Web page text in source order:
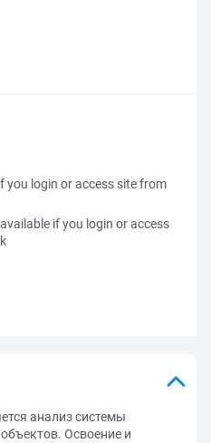
you login or access site from
if you login or access
анализ системы
Освоение и